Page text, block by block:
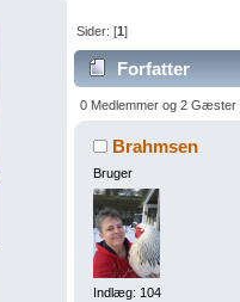
Sider: [1]
Forfatter
0 Medlemmer og 2 Gæster
Brahmsen
Bruger
Indlæg: 104